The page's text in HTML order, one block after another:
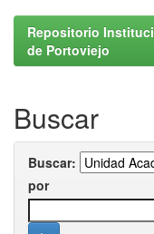
Repositorio
de Portoviejo
Buscar
Buscar:
por